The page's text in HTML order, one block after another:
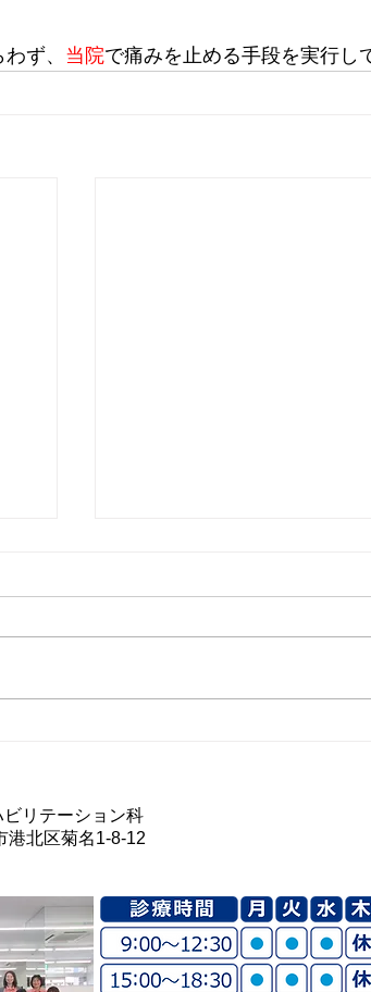
ず、 当院で痛みを止める手段を実行し
リテーション科
北区菊名1-8-12